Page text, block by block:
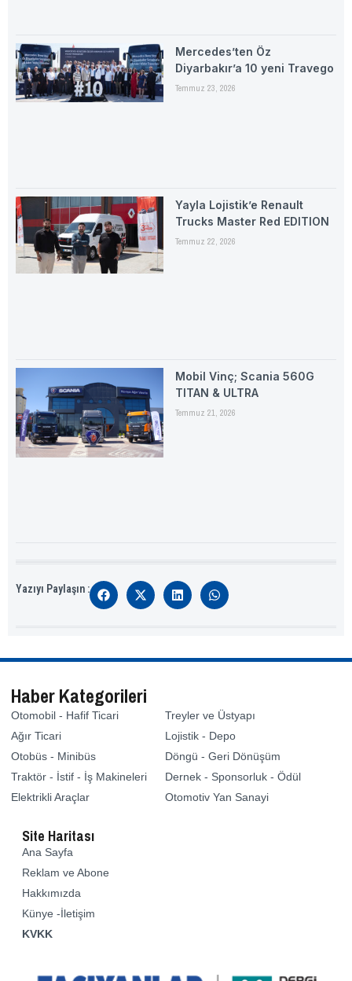
Mercedes’ten Öz
Diyarbakır’a 10 yeni Travego
Temmuz 23, 2026
Yayla Lojistik’e Renault
Trucks Master Red EDITION
Temmuz 22, 2026
Mobil Vinç; Scania 560G
TITAN & ULTRA
Temmuz 21, 2026
Yazıyı Paylaşın :
Haber Kategorileri
Otomobil - Hafif Ticari
Ağır Ticari
Otobüs - Minibüs
Traktör - İstif - İş Makineleri
Elektrikli Araçlar
Treyler ve Üstyapı
Lojistik - Depo
Döngü - Geri Dönüşüm
Dernek - Sponsorluk - Ödül
Otomotiv Yan Sanayi
Site Haritası
Ana Sayfa
Reklam ve Abone
Hakkımızda
Künye -İletişim
KVKK